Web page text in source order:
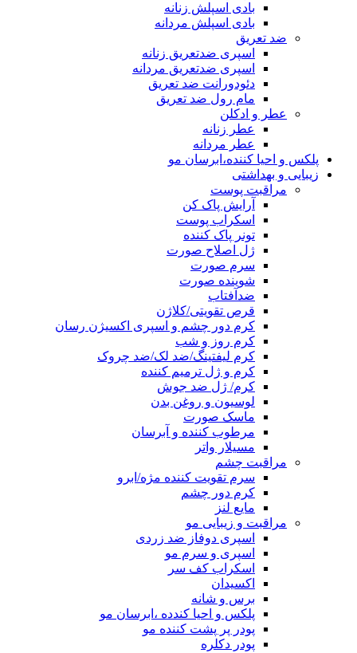
بادی اسپلش زنانه
بادی اسپلش مردانه
ضد تعریق
اسپری ضدتعریق زنانه
اسپری ضدتعریق مردانه
دئودورانت ضد تعریق
مام رول ضد تعریق
عطر و ادکلن
عطر زنانه
عطر مردانه
پلکس و احیا کننده،ابرسان مو
زیبایی و بهداشتی
مراقبت پوست
آرایش پاک کن
اسکراب پوست
تونر پاک کننده
ژل اصلاح صورت
سرم صورت
شوینده صورت
ضدآفتاب
قرص تقویتی/کلاژن
کرم دور چشم و اسپری اکسیژن رسان
کرم روز و شب
کرم لیفتینگ/ضد لک/ضد چروک
کرم و ژل ترمیم کننده
کرم/ ژل ضد جوش
لوسیون و روغن بدن
ماسک صورت
مرطوب کننده و آبرسان
مسیلار واتر
مراقبت چشم
سرم تقویت کننده مژه/ابرو
کرم دور چشم
مایع لنز
مراقبت و زیبایی مو
اسپری دوفاز ضد زردی
اسپری و سرم مو
اسکراب کف سر
اکسیدان
برس و شانه
پلکس و احیا کندده ،ابرسان مو
پودر پر پشت کننده مو
پودر دکلره